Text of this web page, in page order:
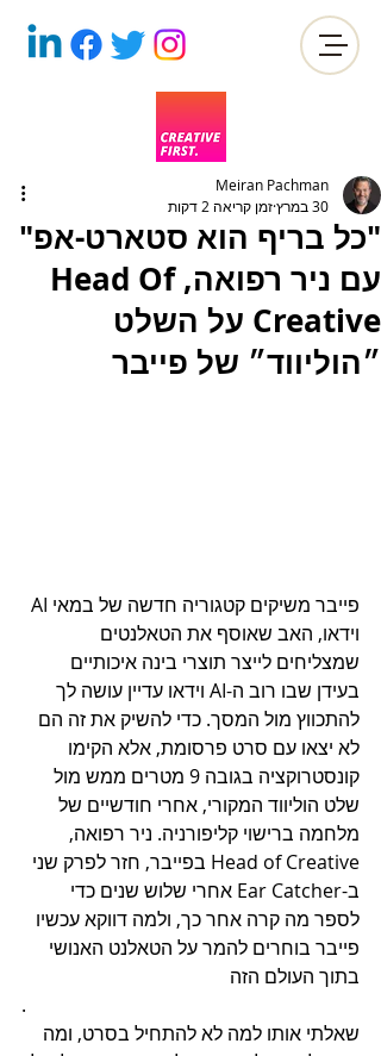
"כל בריף הוא סטארט-אפ"
עם ניר רפואה, Head Of
Creative על השלט
״הוליווד״ של פייבר
Meiran Pachman
30 במרץ
זמן קריאה 2 דקות
וידאו, האב שאוסף את הטאלנטים
שמצליחים לייצר תוצרי בינה איכותיים
בעידן שבו רוב ה-AI וידאו עדיין עושה לך
להתכווץ מול המסך. כדי להשיק את זה הם
לא יצאו עם סרט פרסומת, אלא הקימו
קונסטרוקציה בגובה 9 מטרים ממש מול
שלט הוליווד המקורי, אחרי חודשיים של
מלחמה ברישוי קליפורניה. ניר רפואה,
Head of Creative בפייבר, חזר לפרק שני
ב-Ear Catcher אחרי שלוש שנים כדי
לספר מה קרה אחר כך, ולמה דווקא עכשיו
פייבר בוחרים להמר על הטאלנט האנושי
בתוך העולם הזה
.
שאלתי אותו למה לא להתחיל בסרט, ומה